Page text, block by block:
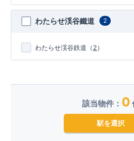
わたらせ渓谷鐵道 2
わたらせ渓谷鉄道 （2）
該当物件： 0
駅を選択